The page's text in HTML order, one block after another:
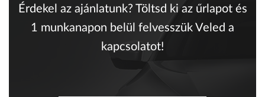
Érdekel az ajánlatunk? Töltsd ki az űrlapot és
1 munkanapon belül felvesszük Veled a
kapcsolatot!